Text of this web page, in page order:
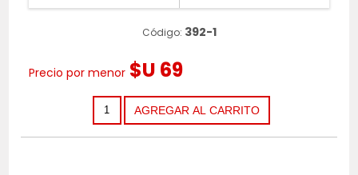
Código: 392-1
Precio por menor $U 69